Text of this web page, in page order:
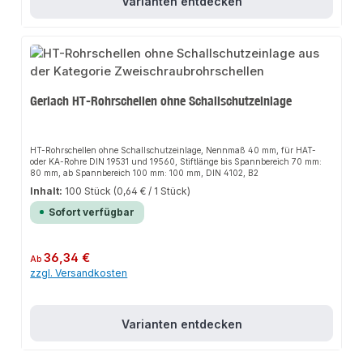
Gerlach HT-Rohrschellen ohne Schallschutzeinlage
HT-Rohrschellen ohne Schallschutzeinlage, Nennmaß 40 mm, für HAT-
oder KA-Rohre DIN 19531 und 19560, Stiftlänge bis Spannbereich 70 mm:
80 mm, ab Spannbereich 100 mm: 100 mm, DIN 4102, B2
Inhalt: 100 Stück (0,64 € / 1 Stück)
Sofort verfügbar
Regulärer Preis:
Ab36,34 €
zzgl. Versandkosten
Varianten entdecken